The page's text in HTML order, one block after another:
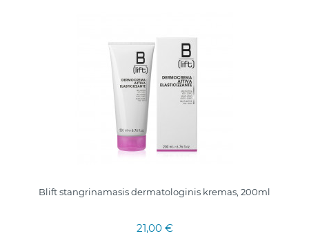
Blift stangrinamasis dermatologinis kremas, 200ml
21,00 €